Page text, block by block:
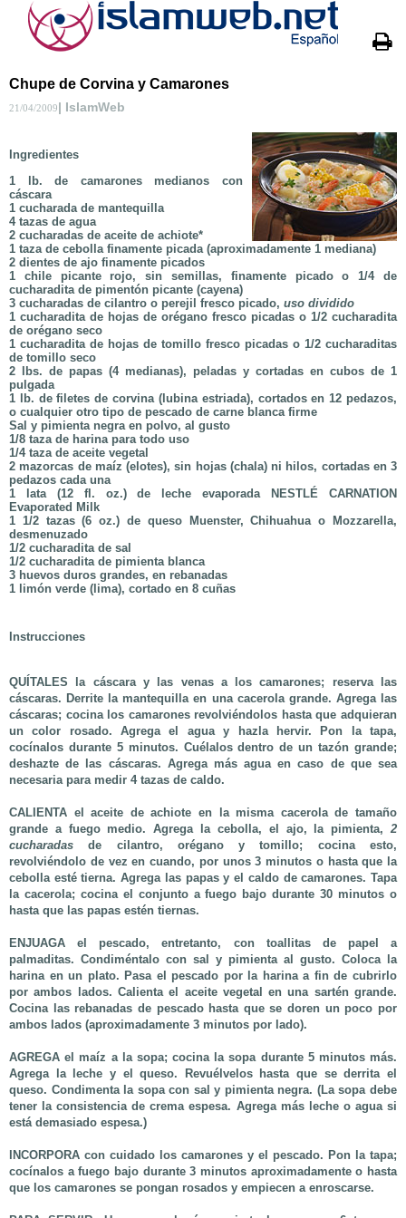
Chupe de Corvina y Camarones
21/04/2009| IslamWeb
Ingredientes
1 lb. de camarones medianos con
cáscara
1 cucharada de mantequilla
4 tazas de agua
2 cucharadas de aceite de achiote*
1 taza de cebolla finamente picada (aproximadamente 1 mediana)
2 dientes de ajo finamente picados
1 chile picante rojo, sin semillas, finamente picado o 1/4 de
cucharadita de pimentón picante (cayena)
3 cucharadas de cilantro o perejil fresco picado, uso dividido
1 cucharadita de hojas de orégano fresco picadas o 1/2 cucharadita
de orégano seco
1 cucharadita de hojas de tomillo fresco picadas o 1/2 cucharaditas
de tomillo seco
2 lbs. de papas (4 medianas), peladas y cortadas en cubos de 1
pulgada
1 lb. de filetes de corvina (lubina estriada), cortados en 12 pedazos,
o cualquier otro tipo de pescado de carne blanca firme
Sal y pimienta negra en polvo, al gusto
1/8 taza de harina para todo uso
1/4 taza de aceite vegetal
2 mazorcas de maíz (elotes), sin hojas (chala) ni hilos, cortadas en 3
pedazos cada una
1 lata (12 fl. oz.) de leche evaporada NESTLÉ CARNATION
Evaporated Milk
1 1/2 tazas (6 oz.) de queso Muenster, Chihuahua o Mozzarella,
desmenuzado
1/2 cucharadita de sal
1/2 cucharadita de pimienta blanca
3 huevos duros grandes, en rebanadas
1 limón verde (lima), cortado en 8 cuñas
Instrucciones
QUÍTALES la cáscara y las venas a los camarones; reserva las
cáscaras. Derrite la mantequilla en una cacerola grande. Agrega las
cáscaras; cocina los camarones revolviéndolos hasta que adquieran
un color rosado. Agrega el agua y hazla hervir. Pon la tapa,
cocínalos durante 5 minutos. Cuélalos dentro de un tazón grande;
deshazte de las cáscaras. Agrega más agua en caso de que sea
necesaria para medir 4 tazas de caldo.
CALIENTA el aceite de achiote en la misma cacerola de tamaño
grande a fuego medio. Agrega la cebolla, el ajo, la pimienta, 2
cucharadas de cilantro, orégano y tomillo; cocina esto,
revolviéndolo de vez en cuando, por unos 3 minutos o hasta que la
cebolla esté tierna. Agrega las papas y el caldo de camarones. Tapa
la cacerola; cocina el conjunto a fuego bajo durante 30 minutos o
hasta que las papas estén tiernas.
ENJUAGA el pescado, entretanto, con toallitas de papel a
palmaditas. Condiméntalo con sal y pimienta al gusto. Coloca la
harina en un plato. Pasa el pescado por la harina a fin de cubrirlo
por ambos lados. Calienta el aceite vegetal en una sartén grande.
Cocina las rebanadas de pescado hasta que se doren un poco por
ambos lados (aproximadamente 3 minutos por lado).
AGREGA el maíz a la sopa; cocina la sopa durante 5 minutos más.
Agrega la leche y el queso. Revuélvelos hasta que se derrita el
queso. Condimenta la sopa con sal y pimienta negra. (La sopa debe
tener la consistencia de crema espesa. Agrega más leche o agua si
está demasiado espesa.)
INCORPORA con cuidado los camarones y el pescado. Pon la tapa;
cocínalos a fuego bajo durante 3 minutos aproximadamente o hasta
que los camarones se pongan rosados y empiecen a enroscarse.